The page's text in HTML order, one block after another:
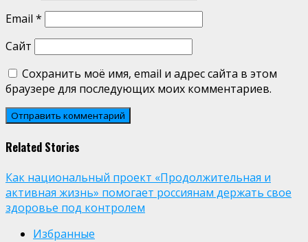
Email *
Сайт
Сохранить моё имя, email и адрес сайта в этом
браузере для последующих моих комментариев.
Related Stories
Как национальный проект «Продолжительная и
активная жизнь» помогает россиянам держать свое
здоровье под контролем
Избранные